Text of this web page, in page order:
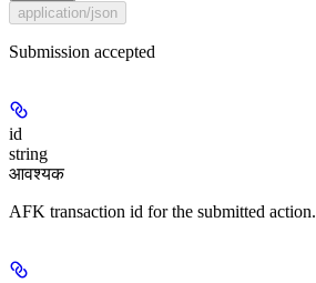
application/json
Submission accepted
id
string
आवश्यक
AFK transaction id for the submitted action.